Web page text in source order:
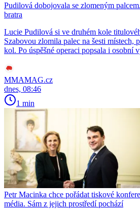
Pudilová dobojovala se zlomeným
bratra
Lucie Pudilová si ve druhém kole
Szabovou zlomila palec na šesti místech,
kol. Po úspěšné operaci popsala i osobní
MMAMAG.cz
dnes, 08:46
1 min
Petr Macinka chce pořádat tiskové
média. Sám z jejich prostředí pochází